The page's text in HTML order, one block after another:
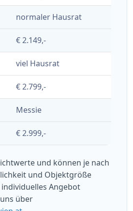
normaler Hausrat
€ 2.149,-
viel Hausrat
€ 2.799,-
Messie
€ 2.999,-
und können je nach
und Objektgröße
Angebot
über